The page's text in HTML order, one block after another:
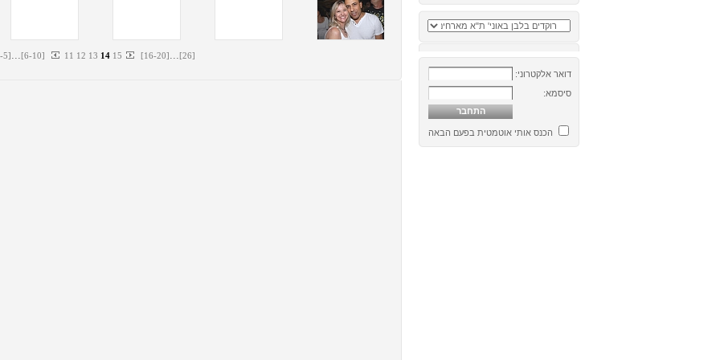
דואר אלקטרוני:
סיסמא:
הכנס אותי אוטמטית בפעם הבאה
-5]...[6-10] 11 12 13 14 15 [16-20]...[26]